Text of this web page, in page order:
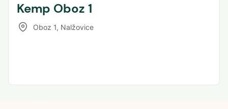
Kemp Oboz 1
Oboz 1, Nalžovice